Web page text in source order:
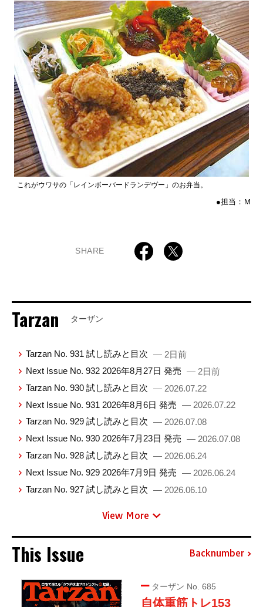
これがウワサの「レインボーバードランデヴー」のお弁当。
●担当：Ｍ
SHARE
Tarzan ターザン
Tarzan No. 931 試し読みと目次 — 2日前
Next Issue No. 932 2026年8月27日 発売 — 2日前
Tarzan No. 930 試し読みと目次 — 2026.07.22
Next Issue No. 931 2026年8月6日 発売 — 2026.07.22
Tarzan No. 929 試し読みと目次 — 2026.07.08
Next Issue No. 930 2026年7月23日 発売 — 2026.07.08
Tarzan No. 928 試し読みと目次 — 2026.06.24
Next Issue No. 929 2026年7月9日 発売 — 2026.06.24
Tarzan No. 927 試し読みと目次 — 2026.06.10
View More
This Issue Backnumber
ターザン No. 685
自体重筋トレ153